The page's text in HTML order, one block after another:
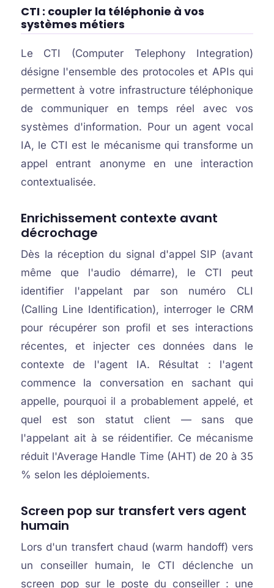
CTI : coupler la téléphonie à vos
systèmes métiers
Le CTI (Computer Telephony Integration)
désigne l'ensemble des protocoles et APIs qui
permettent à votre infrastructure téléphonique
de communiquer en temps réel avec vos
systèmes d'information. Pour un agent vocal
IA, le CTI est le mécanisme qui transforme un
appel entrant anonyme en une interaction
contextualisée.
Enrichissement contexte avant
décrochage
Dès la réception du signal d'appel SIP (avant
même que l'audio démarre), le CTI peut
identifier l'appelant par son numéro CLI
(Calling Line Identification), interroger le CRM
pour récupérer son profil et ses interactions
récentes, et injecter ces données dans le
contexte de l'agent IA. Résultat : l'agent
commence la conversation en sachant qui
appelle, pourquoi il a probablement appelé, et
quel est son statut client — sans que
l'appelant ait à se réidentifier. Ce mécanisme
réduit l'Average Handle Time (AHT) de 20 à 35
% selon les déploiements.
Screen pop sur transfert vers agent
humain
Lors d'un transfert chaud (warm handoff) vers
un conseiller humain, le CTI déclenche un
screen pop sur le poste du conseiller : une